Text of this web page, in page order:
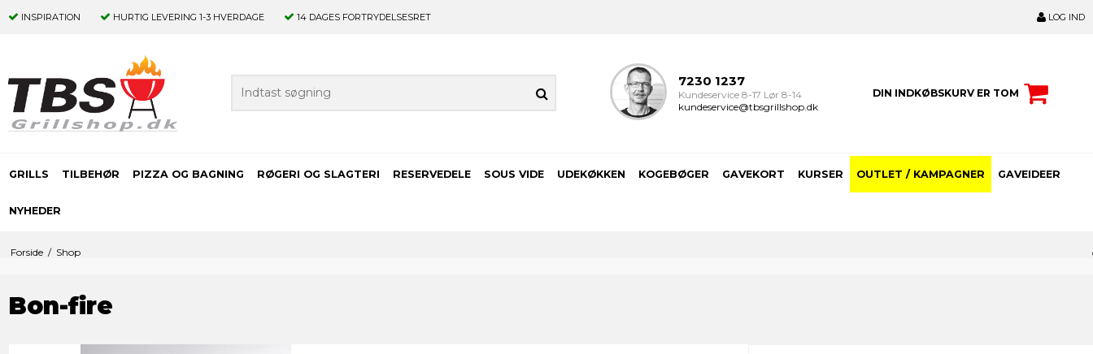
INSPIRATION HURTIG LEVERING 1-3 HVERDAGE 14 DAGES FORTRYDELSESRET LOG IND
7230 1237
Kundeservice 8-17 Lør 8-14
kundeservice@tbsgrillshop.dk
DIN INDKØBSKURV ER TOM
GRILLS TILBEHØR PIZZA OG BAGNING RØGERI OG SLAGTERI RESERVEDELE SOUS VIDE UDEKØKKEN KOGEBØGER GAVEKORT KURSER OUTLET / KAMPAGNER GAVEIDEER
NYHEDER
Forside / Shop
Bon-fire